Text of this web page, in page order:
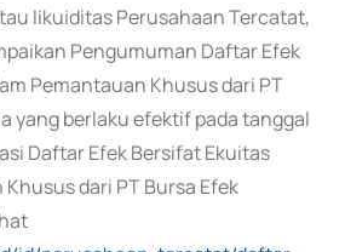
likuiditas Perusahaan Tercatat,
Pengumuman Daftar Efek
Pemantauan Khusus dari PT
yang berlaku efektif pada tanggal
Daftar Efek Bersifat Ekuitas
dari PT Bursa Efek